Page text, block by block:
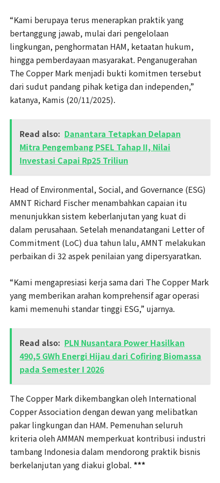
“Kami berupaya terus menerapkan praktik yang
bertanggung jawab, mulai dari pengelolaan
lingkungan, penghormatan HAM, ketaatan hukum,
hingga pemberdayaan masyarakat. Penganugerahan
The Copper Mark menjadi bukti komitmen tersebut
dari sudut pandang pihak ketiga dan independen,”
katanya, Kamis (20/11/2025).
Read also: Danantara Tetapkan Delapan
Mitra Pengembang PSEL Tahap II, Nilai
Investasi Capai Rp25 Triliun
Head of Environmental, Social, and Governance (ESG)
AMNT Richard Fischer menambahkan capaian itu
menunjukkan sistem keberlanjutan yang kuat di
dalam perusahaan. Setelah menandatangani Letter of
Commitment (LoC) dua tahun lalu, AMNT melakukan
perbaikan di 32 aspek penilaian yang dipersyaratkan.
“Kami mengapresiasi kerja sama dari The Copper Mark
yang memberikan arahan komprehensif agar operasi
kami memenuhi standar tinggi ESG,” ujarnya.
Read also: PLN Nusantara Power Hasilkan
490,5 GWh Energi Hijau dari Cofiring Biomassa
pada Semester I 2026
The Copper Mark dikembangkan oleh International
Copper Association dengan dewan yang melibatkan
pakar lingkungan dan HAM. Pemenuhan seluruh
kriteria oleh AMMAN memperkuat kontribusi industri
tambang Indonesia dalam mendorong praktik bisnis
berkelanjutan yang diakui global. ***